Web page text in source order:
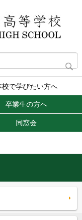
校で学びたい方へ
卒業生の方へ
同窓会